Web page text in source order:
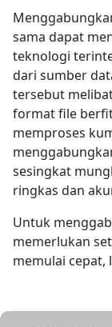
sama dapat
teknologi
dari sumber
tersebut
format file
memproses
sesingkat
ringkas dan
Untuk
memerlukan
memulai cepat,